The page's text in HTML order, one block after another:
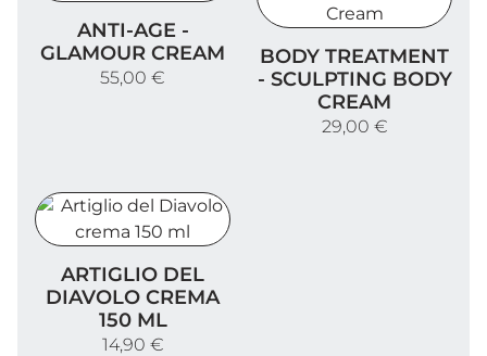
Anti-Age - Glamour Cream
ANTI-AGE -
GLAMOUR CREAM
55,00 €
BODY TREATMENT
- SCULPTING BODY
CREAM
29,00 €
ARTIGLIO DEL
DIAVOLO CREMA
150 ML
14,90 €